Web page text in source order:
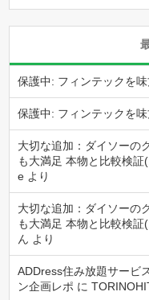
保護中: フィンテックを
保護中: フィンテックを
大切な追加：ダイソーの
も大満足 本物と比較検証
e より
大切な追加：ダイソーの
も大満足 本物と比較検証
ん より
ADDress住み放題サービ
ン企画レポ に